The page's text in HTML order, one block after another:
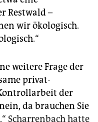
Restwald –
wir ökologisch.
weitere Frage der
privat-
der
da brauchen Sie
Scharrenbach hatte